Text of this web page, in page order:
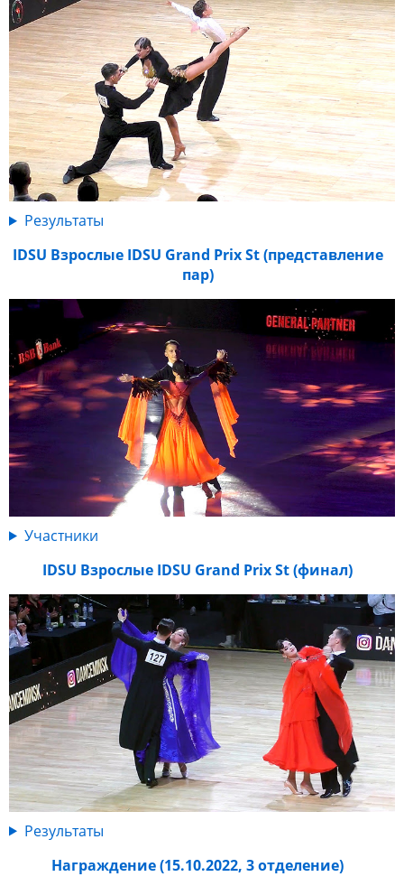
Результаты
IDSU Взрослые IDSU Grand Prix St (представление
пар)
Участники
IDSU Взрослые IDSU Grand Prix St (финал)
Результаты
Награждение (15.10.2022, 3 отделение)